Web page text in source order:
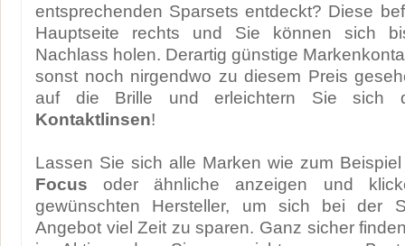
entsprechenden Sparsets entdeckt? Diese
Hauptseite rechts und Sie können sich
Nachlass holen. Derartig günstige
sonst noch nirgendwo zu diesem Preis
auf die Brille und erleichtern Sie sich
Kontaktlinsen!
Lassen Sie sich alle Marken wie zum
Focus oder ähnliche anzeigen und
gewünschten Hersteller, um sich bei der
Angebot viel Zeit zu sparen. Ganz sicher